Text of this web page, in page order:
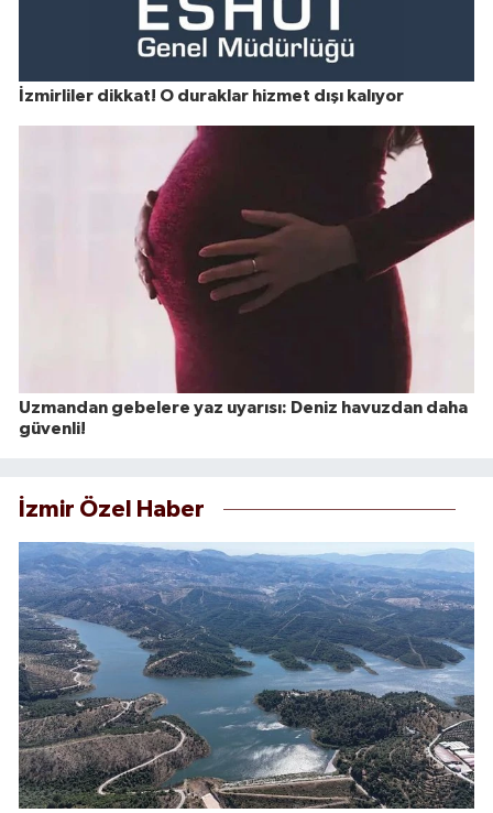
İzmirliler dikkat! O duraklar hizmet dışı kalıyor
Uzmandan gebelere yaz uyarısı: Deniz havuzdan daha
güvenli!
İzmir Özel Haber